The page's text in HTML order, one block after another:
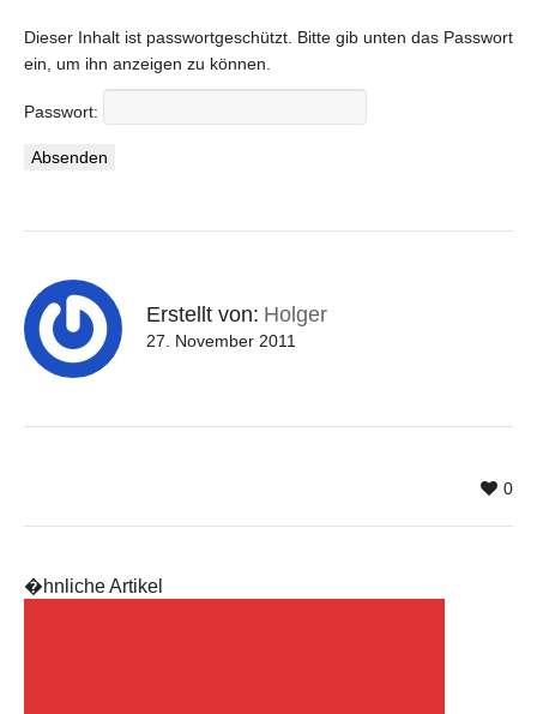
Dieser Inhalt ist passwortgeschützt. Bitte gib unten das Passwort
ein, um ihn anzeigen zu können.
Passwort:
Erstellt von: Holger
27. November 2011
0
�hnliche Artikel